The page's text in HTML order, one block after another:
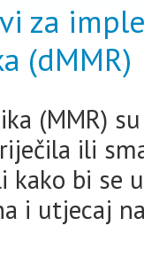
za
(dMMR)
(MMR)
ili
kako bi se
i utjecaj